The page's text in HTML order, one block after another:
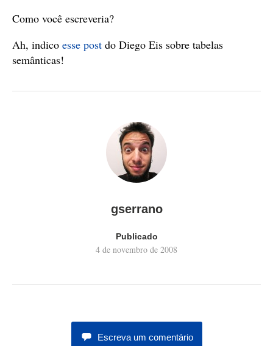
Como você escreveria?
Ah, indico esse post do Diego Eis sobre tabelas
semânticas!
gserrano
Publicado
4 de novembro de 2008
Escreva um comentário